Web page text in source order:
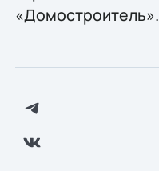
«Домостроитель».